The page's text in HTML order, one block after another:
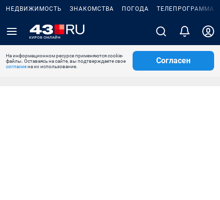
НЕДВИЖИМОСТЬ ЗНАКОМСТВА ПОГОДА ТЕЛЕПРОГРАММА
На информационном ресурсе применяются cookie-
файлы. Оставаясь на сайте, вы подтверждаете свое
согласиена их использование.
Согласен